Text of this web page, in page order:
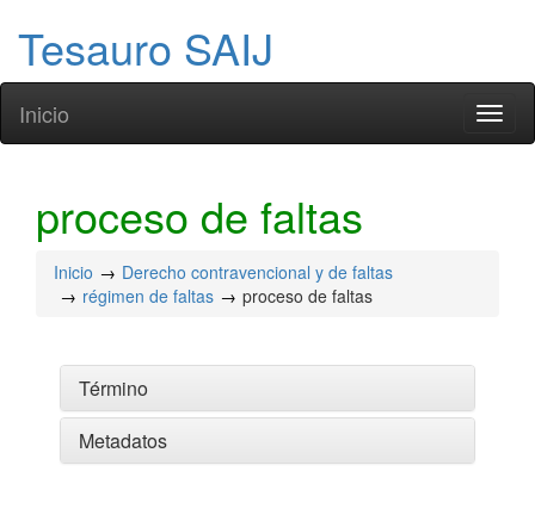
Tesauro SAIJ
Inicio
proceso de faltas
Inicio
Derecho contravencional y de faltas
régimen de faltas
proceso de faltas
Término
Metadatos